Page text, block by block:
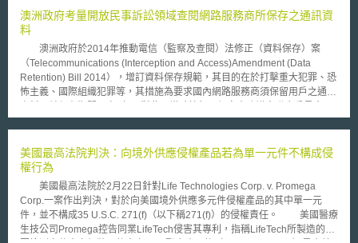
澳洲政府考量開放民事訴訟領域查閱網路服務商所保存之通訊資
料
澳洲政府於2014年推動電信（監察及查閱）法修正（資料保存）案
（Telecommunications (Interception and Access)Amendment (Data
Retention) Bill 2014），增訂資料保存規範，其目的在於打擊重大犯罪、恐
怖主義、國際組織犯罪等，其措施為要求國內網路服務商須保留用戶之通訊
（下稱委員會）於評估該修正案時，卻發現一項爭議問題，即民事訴訟當事
與民事訴訟制度意義相悖，故委員會提出應排除民事訴訟領域得以查閱通訊
資料之建議。 澳洲政府對於委員會所提出之建議採取全盤接受之態
度，進而重新修訂2014年電信（監察及查閱）法修正（資料保存）案，且
併同修正刪除1997年電信法令第280條，有關得以民事訴訟傳票或命令，向
網路服務商查閱其所保存之通訊資料；至於網路服務商之通訊資料保存義務
方面，仍須依1979年電信（監察及查閱）法為之。前述修正於2017年4月
13日生效。 然而，澳洲政府方面時至今日卻有態度轉變之趨勢，起因
美國最高法院判決：向境外供應侵權產品若為單一元件不構成侵
權行為
美國最高法院於2月22日針對Life Technologies Corp. v. Promega
Corp.一案作出判決，對於向美國境外供應多元件侵權產品的其中單一元
件，並不構成35 U.S.C. 271(f)（以下稱271(f)）的侵權責任。 美國醫療
生技公司Promega控告同業LifeTech侵害其專利，指稱LifeTech所製造的基